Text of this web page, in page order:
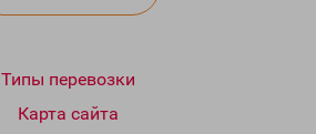
Типы перевозки
Карта сайта